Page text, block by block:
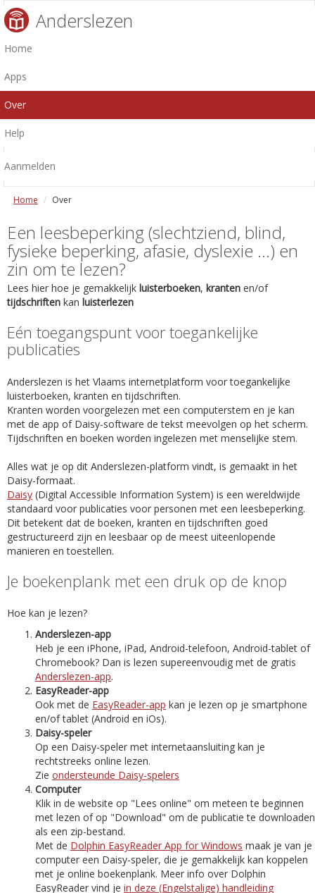
Anderslezen
Home
Apps
Over
Help
Aanmelden
Home Over
Een leesbeperking (slechtziend, blind,
fysieke beperking, afasie, dyslexie ...) en
zin om te lezen?
Lees hier hoe je gemakkelijk luisterboeken, kranten en/of
tijdschriften kan luisterlezen
Eén toegangspunt voor toegankelijke
publicaties
Anderslezen is het Vlaams internetplatform voor toegankelijke
luisterboeken, kranten en tijdschriften.
Kranten worden voorgelezen met een computerstem en je kan
met de app of Daisy-software de tekst meevolgen op het scherm.
Tijdschriften en boeken worden ingelezen met menselijke stem.
Alles wat je op dit Anderslezen-platform vindt, is gemaakt in het
Daisy-formaat.
Daisy (Digital Accessible Information System) is een wereldwijde
standaard voor publicaties voor personen met een leesbeperking.
Dit betekent dat de boeken, kranten en tijdschriften goed
gestructureerd zijn en leesbaar op de meest uiteenlopende
manieren en toestellen.
Je boekenplank met een druk op de knop
Hoe kan je lezen?
Anderslezen-app
Heb je een iPhone, iPad, Android-telefoon, Android-tablet of
Chromebook? Dan is lezen supereenvoudig met de gratis
Anderslezen-app.
EasyReader-app
Ook met de EasyReader-app kan je lezen op je smartphone
en/of tablet (Android en iOs).
Daisy-speler
Op een Daisy-speler met internetaansluiting kan je
rechtstreeks online lezen.
Zie ondersteunde Daisy-spelers
Computer
Klik in de website op "Lees online" om meteen te beginnen
met lezen of op "Download" om de publicatie te downloaden
als een zip-bestand.
Met de Dolphin EasyReader App for Windows maak je van je
computer een Daisy-speler, die je gemakkelijk kan koppelen
met je online boekenplank. Meer info over Dolphin
EasyReader vind je in deze (Engelstalige) handleiding